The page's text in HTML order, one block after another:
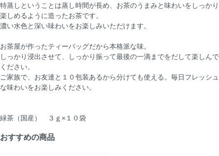
特蒸しということは蒸し時間が長め、お茶のうまみと味わいをしっかり
楽しめるように造ったお茶です。
濃い水色と深い味わいをお楽しみいただけます。
お茶屋が作ったティーバッグだから本格派な味。
しっかり浸出させて、しっかり振って最後の一滴までをだして楽しんで
ください。
ご家族で、お友達と１０包装あるから分けても使える。毎日フレッシュ
な味わいをお楽しみください。
緑茶（国産） ３ｇ×１０袋
おすすめの商品